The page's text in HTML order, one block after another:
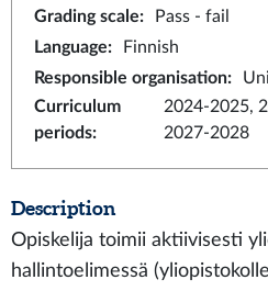
Grading scale:
Pass - fail
Language:
Finnish
Responsible organisation:
Curriculum
periods:
2024-2025,
2027-2028
Description
Opiskelija toimii aktiivisesti
hallintoelimessä